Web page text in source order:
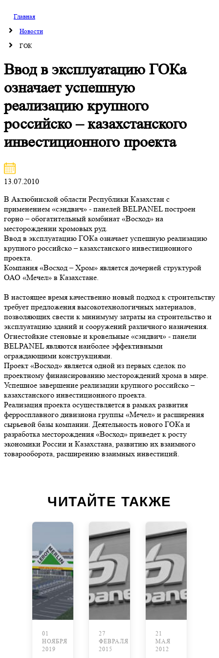
Главная
Новости
ГОК
Ввод в эксплуатацию ГОКа
означает успешную
реализацию крупного
российско – казахстанского
инвестиционного проекта
13.07.2010
В Актюбинской области Республики Казахстан с
применением «сэндвич» - панелей BELPANEL построен
горно – обогатительный комбинат «Восход» на
месторождении хромовых руд.
Ввод в эксплуатацию ГОКа означает успешную реализацию
крупного российско – казахстанского инвестиционного
проекта.
Компания «Восход – Хром» является дочерней структурой
ОАО «Мечел» в Казахстане.
В настоящее время качественно новый подход к строительству
требует предложения высокотехнологичных материалов,
позволяющих свести к минимуму затраты на строительство и
эксплуатацию зданий и сооружений различного назначения.
Огнестойкие стеновые и кровельные «сэндвич» - панели
BELPANEL являются наиболее эффективными
ограждающими конструкциями.
Проект «Восход» является одной из первых сделок по
проектному финансированию месторождений хрома в мире.
Успешное завершение реализации крупного российско –
казахстанского инвестиционного проекта.
Реализация проекта осуществляется в рамках развития
ферросплавного дивизиона группы «Мечел» и расширения
сырьевой базы компании. Деятельность нового ГОКа и
разработка месторождения «Восход» приведет к росту
экономики России и Казахстана, развитию их взаимного
товарооборота, расширению взаимных инвестиций.
ЧИТАЙТЕ ТАКЖЕ
01
НОЯБРЯ
2019
27
ФЕВРАЛЯ
2015
21
МАЯ
2012